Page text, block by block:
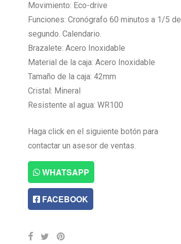
Movimiento: Eco-drive
Funciones: Cronógrafo 60 minutos a 1/5 de
segundo. Calendario.
Brazalete: Acero Inoxidable
Material de la caja: Acero Inoxidable
Tamaño de la caja: 42mm
Cristal: Mineral
Resistente al agua: WR100
Haga click en el siguiente botón para
contactar un asesor de ventas.
WHATSAPP
FACEBOOK